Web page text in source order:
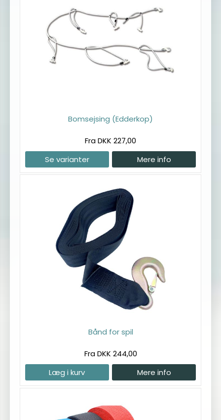
Bomsejsing (Edderkop)
Fra DKK 227,00
Se varianter
Mere info
Bånd for spil
Fra DKK 244,00
Læg i kurv
Mere info